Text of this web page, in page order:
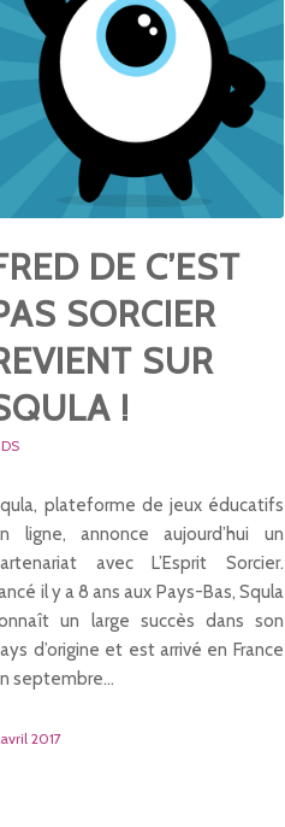
DE C’EST
SORCIER
SUR
!
plateforme de jeux éducatifs
ligne, annonce aujourd’hui un
avec L’Esprit Sorcier.
il y a 8 ans aux Pays-Bas, Squla
un large succès dans son
d’origine et est arrivé en France
septembre…
2017